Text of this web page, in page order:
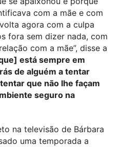
com a mãe e com
agora com a culpa
fora sem dizer nada, com
com a mãe”, disse a
está sempre em
de alguém a tentar
que não lhe façam
seguro na
na televisão de Bárbara
uma temporada a